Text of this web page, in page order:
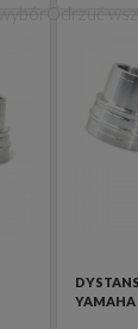
YAMAHA
Odrzuć